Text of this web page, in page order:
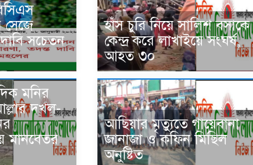
সেজে
সচেতন
হাঁস চুরি নিয়ে সালিশ বসাকে
কেন্দ্র করে লাখাইয়ে সংঘর্ষ,
আহত ৩০
মনির
দখল-
মানবেতর
আ‌ছিয়ার মৃত‌্যু‌তে গা‌য়েব‌ানা
জানাজা ও ক‌ফিন মি‌ছিল
অনু‌ষ্টিত